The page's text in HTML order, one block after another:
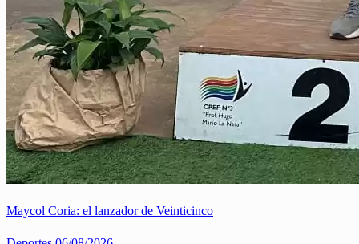
Maycol Coria: el lanzador de Veinticinco